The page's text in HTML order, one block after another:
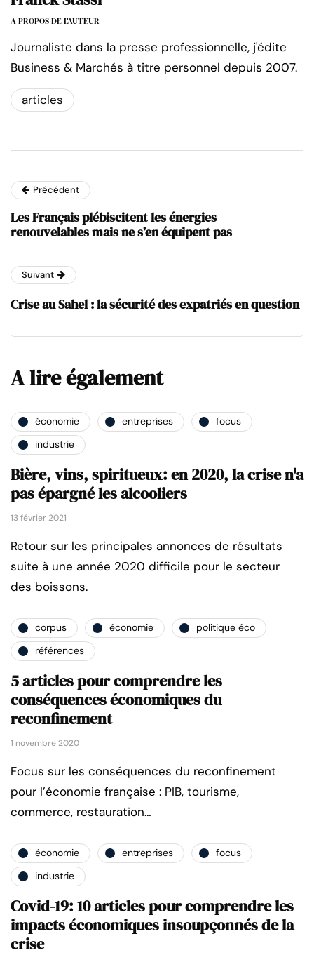
A PROPOS DE L'AUTEUR
Journaliste dans la presse professionnelle, j'édite
Business & Marchés à titre personnel depuis 2007.
articles
Précédent
Les Français plébiscitent les énergies
renouvelables mais ne s’en équipent pas
Suivant
Crise au Sahel : la sécurité des expatriés en question
A lire également
économie entreprises
focus
industrie
Bière, vins, spiritueux: en 2020, la crise n'a
pas épargné les alcooliers
13 février 2021
Retour sur les principales annonces de résultats
suite à une année 2020 difficile pour le secteur
des boissons.
corpus économie
politique éco
références
5 articles pour comprendre les
conséquences économiques du
reconfinement
1 novembre 2020
Focus sur les conséquences du reconfinement
pour l’économie française : PIB, tourisme,
commerce, restauration…
économie entreprises
focus
industrie
Covid-19: 10 articles pour comprendre les
impacts économiques insoupçonnés de la
crise